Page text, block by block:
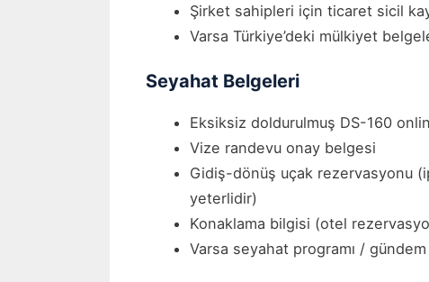
Şirket sahipleri için ticaret sicil
Varsa Türkiye’deki mülkiyet
Seyahat Belgeleri
Eksiksiz doldurulmuş DS-160
Vize randevu onay belgesi
Gidiş-dönüş uçak rezervasyonu
yeterlidir)
Konaklama bilgisi (otel
Varsa seyahat programı / gündem